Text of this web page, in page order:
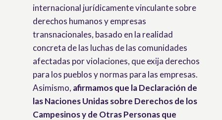
internacional jurídicamente vinculante sobre
derechos humanos y empresas
transnacionales, basado en la realidad
concreta de las luchas de las comunidades
afectadas por violaciones, que exija derechos
para los pueblos y normas para las empresas.
Asimismo, afirmamos que la Declaración de
las Naciones Unidas sobre Derechos de los
Campesinos y de Otras Personas que